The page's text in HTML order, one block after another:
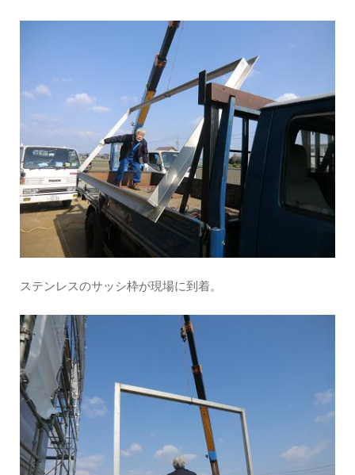
ステンレスのサッシ枠が現場に到着。